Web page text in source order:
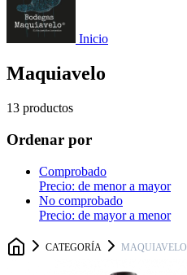
Inicio
Maquiavelo
13 productos
Ordenar por
Comprobado
Precio: de menor a mayor
No comprobado
Precio: de mayor a menor
CATEGORÍA MAQUIAVELO